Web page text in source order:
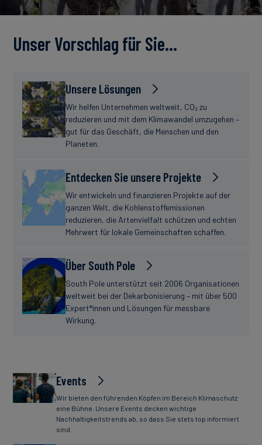
Unser Vorschlag für Sie…
Unsere Lösungen
Wir helfen Unternehmen weltweit, CO₂ zu
reduzieren und mit dem Klimawandel umzugehen –
gut für das Geschäft, die Menschen und den
Planeten.
Entdecken Sie unsere Projekte
Wir entwickeln und finanzieren Projekte auf der
ganzen Welt, die Kohlenstoffemissionen
reduzieren, die Artenvielfalt schützen und echten
Mehrwert für lokale Gemeinschaften schaffen.
Über South Pole
South Pole unterstützt seit 2006 Organisationen
weltweit bei der Dekarbonisierung – mit über 500
Expert*innen und Lösungen für messbare
Wirkung.
Events
Wir bieten den führenden Köpfen im Bereich Klimaschutz
eine Bühne. Unsere Events decken wichtige
Nachhaltigkeitstrends ab, so dass Sie stets top informiert
sind.